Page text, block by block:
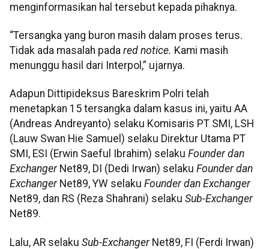
menginformasikan hal tersebut kepada pihaknya.
“Tersangka yang buron masih dalam proses terus.
Tidak ada masalah pada red notice. Kami masih
menunggu hasil dari Interpol,” ujarnya.
Adapun Dittipideksus Bareskrim Polri telah
menetapkan 15 tersangka dalam kasus ini, yaitu AA
(Andreas Andreyanto) selaku Komisaris PT SMI, LSH
(Lauw Swan Hie Samuel) selaku Direktur Utama PT
SMI, ESI (Erwin Saeful Ibrahim) selaku Founder dan
ExchangerNet89, DI (Dedi Irwan) selaku Founder dan
ExchangerNet89, YW selaku Founder dan Exchanger
Net89, dan RS (Reza Shahrani) selaku Sub-Exchanger
Net89.
Lalu, AR selaku Sub-ExchangerNet89, FI (Ferdi Irwan)